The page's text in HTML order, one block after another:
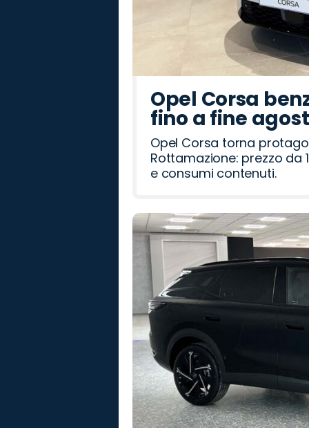
Opel Corsa
fino a fine
Opel Corsa torna
Rottamazione: prezzo da
e consumi contenuti.